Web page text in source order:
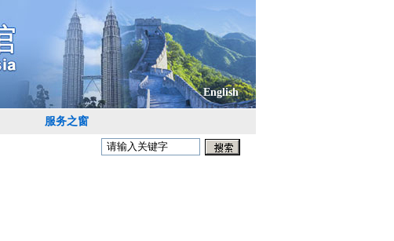
English
服务之窗